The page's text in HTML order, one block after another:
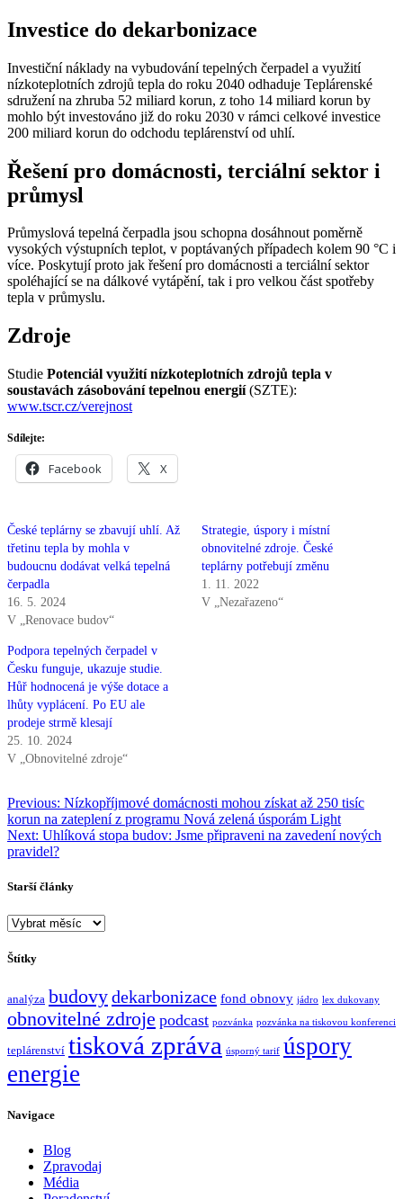
Investice do dekarbonizace
Investiční náklady na vybudování tepelných čerpadel a využití
nízkoteplotních zdrojů tepla do roku 2040 odhaduje Teplárenské
sdružení na zhruba 52 miliard korun, z toho 14 miliard korun by
mohlo být investováno již do roku 2030 v rámci celkové investice
200 miliard korun do odchodu teplárenství od uhlí.
Řešení pro domácnosti, terciální sektor i
průmysl
Průmyslová tepelná čerpadla jsou schopna dosáhnout poměrně
vysokých výstupních teplot, v poptávaných případech kolem 90 °C i
více. Poskytují proto jak řešení pro domácnosti a terciální sektor
spoléhající se na dálkové vytápění, tak i pro velkou část spotřeby
tepla v průmyslu.
Zdroje
Studie Potenciál využití nízkoteplotních zdrojů tepla v
soustavách zásobování tepelnou energií(SZTE):
www.tscr.cz/verejnost
Sdílejte:
Facebook X
České teplárny se zbavují uhlí. Až
třetinu tepla by mohla v
budoucnu dodávat velká tepelná
čerpadla
16. 5. 2024
V „Renovace budov“
Strategie, úspory i místní
obnovitelné zdroje. České
teplárny potřebují změnu
1. 11. 2022
V „Nezařazeno“
Podpora tepelných čerpadel v
Česku funguje, ukazuje studie.
Hůř hodnocená je výše dotace a
lhůty vyplácení. Po EU ale
prodeje strmě klesají
25. 10. 2024
V „Obnovitelné zdroje“
Navigace
pro
příspěvek
Previous: Nízkopříjmové domácnosti mohou získat až 250 tisíc
korun na zateplení z programu Nová zelená úsporám Light
Next: Uhlíková stopa budov: Jsme připraveni na zavedení nových
pravidel?
Starší články
Starší
Štítky
analýza budovydekarbonizace fond obnovy jádro lex dukovany
obnovitelné zdroje podcast pozvánka pozvánka na tiskovou konferenci
teplárenství tisková zpráva úsporný tarif úspory
energie
Navigace
Blog
Zpravodaj
Média